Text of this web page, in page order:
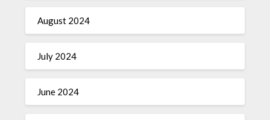
August 2024
July 2024
June 2024